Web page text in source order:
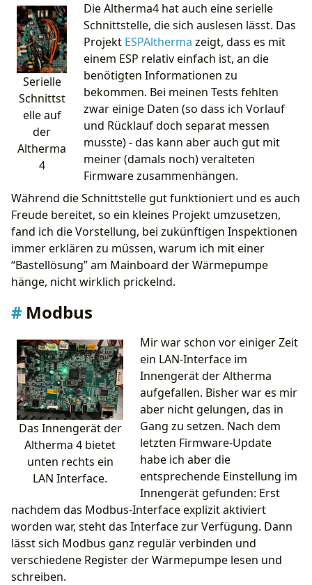
Serielle
Schnittst
elle auf
der
Altherma
4
Die Altherma4 hat auch eine serielle
Schnittstelle, die sich auslesen lässt. Das
Projekt ESPAltherma zeigt, dass es mit
einem ESP relativ einfach ist, an die
benötigten Informationen zu
bekommen. Bei meinen Tests fehlten
zwar einige Daten (so dass ich Vorlauf
und Rücklauf doch separat messen
musste) - das kann aber auch gut mit
meiner (damals noch) veralteten
Firmware zusammenhängen.
Während die Schnittstelle gut funktioniert und es auch
Freude bereitet, so ein kleines Projekt umzusetzen,
fand ich die Vorstellung, bei zukünftigen Inspektionen
immer erklären zu müssen, warum ich mit einer
“Bastellösung” am Mainboard der Wärmepumpe
hänge, nicht wirklich prickelnd.
Modbus
Das Innengerät der
Altherma 4 bietet
unten rechts ein
LAN Interface.
Mir war schon vor einiger Zeit
ein LAN-Interface im
Innengerät der Altherma
aufgefallen. Bisher war es mir
aber nicht gelungen, das in
Gang zu setzen. Nach dem
letzten Firmware-Update
habe ich aber die
entsprechende Einstellung im
Innengerät gefunden: Erst
nachdem das Modbus-Interface explizit aktiviert
worden war, steht das Interface zur Verfügung. Dann
lässt sich Modbus ganz regulär verbinden und
verschiedene Register der Wärmepumpe lesen und
schreiben.